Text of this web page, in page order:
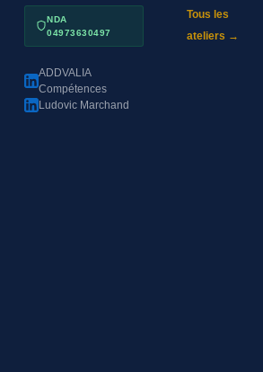
NDA
04973630497
ADDVALIA
Compétences
Ludovic Marchand
Tous les
ateliers →